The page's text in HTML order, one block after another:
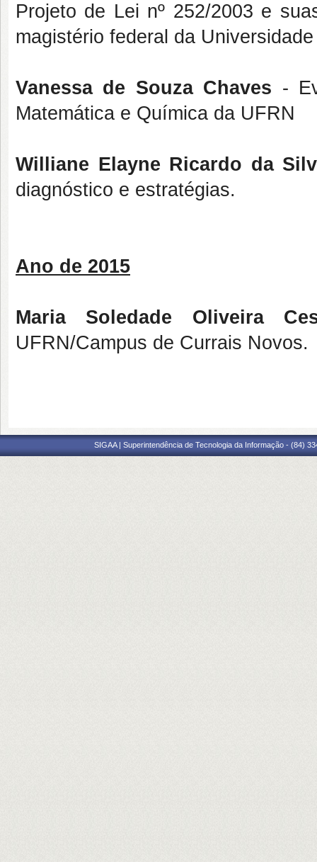
Projeto de Lei nº 252/2003 e
magistério federal da
Vanessa de Souza Chaves -
Matemática e Química da UFRN
Williane Elayne Ricardo da
diagnóstico e estratégias.
Ano de 2015
Maria Soledade Oliveira
UFRN/Campus de Currais Novos.
SIGAA | Superintendência de Tecnologia da Informação - (84)